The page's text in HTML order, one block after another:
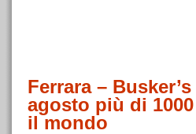
Ferrara –
agosto più di
il mondo